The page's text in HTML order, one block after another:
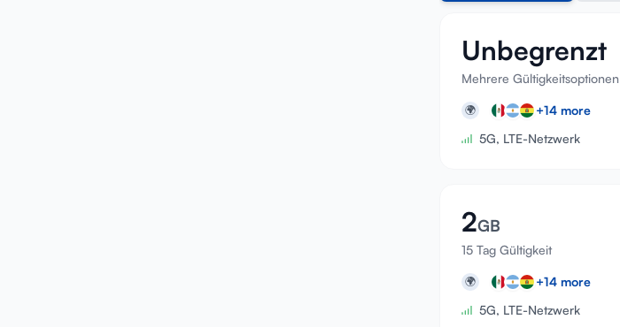
Unbegrenzt
Mehrere Gültigkeitsoptionen
🌍 +14 more
5G, LTE-Netzwerk
2GB
15 Tag Gültigkeit
🌍 +14 more
5G, LTE-Netzwerk